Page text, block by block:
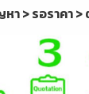
า > รอราคา >